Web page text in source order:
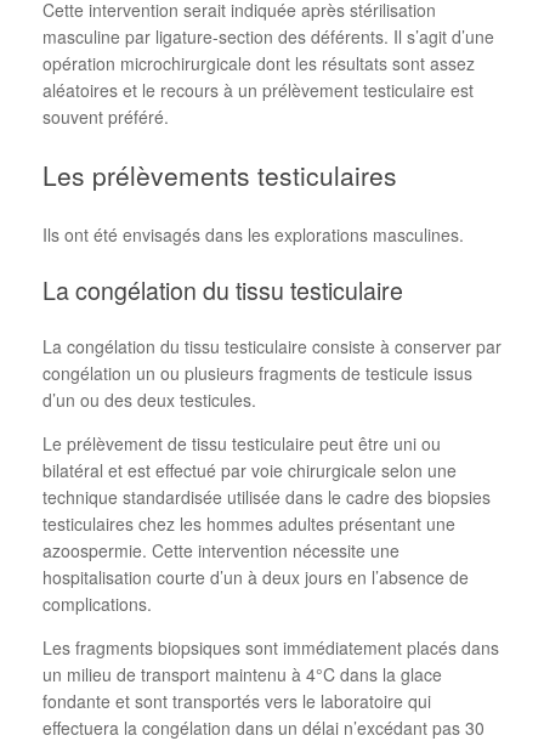
Cette intervention serait indiquée après stérilisation
masculine par ligature-section des déférents. Il s’agit d’une
opération microchirurgicale dont les résultats sont assez
aléatoires et le recours à un prélèvement testiculaire est
souvent préféré.
Les prélèvements testiculaires
Ils ont été envisagés dans les explorations masculines.
La congélation du tissu testiculaire
La congélation du tissu testiculaire consiste à conserver par
congélation un ou plusieurs fragments de testicule issus
d’un ou des deux testicules.
Le prélèvement de tissu testiculaire peut être uni ou
bilatéral et est effectué par voie chirurgicale selon une
technique standardisée utilisée dans le cadre des biopsies
testiculaires chez les hommes adultes présentant une
azoospermie. Cette intervention nécessite une
hospitalisation courte d’un à deux jours en l’absence de
complications.
Les fragments biopsiques sont immédiatement placés dans
un milieu de transport maintenu à 4°C dans la glace
fondante et sont transportés vers le laboratoire qui
effectuera la congélation dans un délai n’excédant pas 30